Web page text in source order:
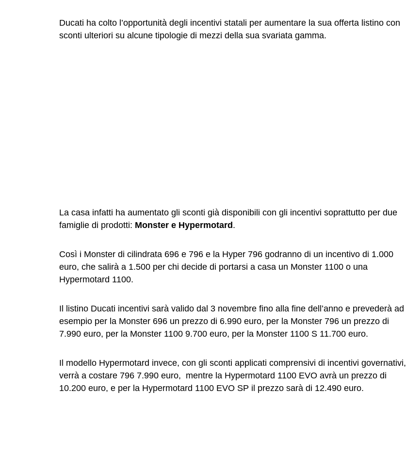
Ducati ha colto l’opportunità degli incentivi statali per aumentare la sua offerta listino con
sconti ulteriori su alcune tipologie di mezzi della sua svariata gamma.
La casa infatti ha aumentato gli sconti già disponibili con gli incentivi soprattutto per due
famiglie di prodotti: Monster e Hypermotard .
Così i Monster di cilindrata 696 e 796 e la Hyper 796 godranno di un incentivo di 1.000
euro, che salirà a 1.500 per chi decide di portarsi a casa un Monster 1100 o una
Hypermotard 1100.
Il listino Ducati incentivi sarà valido dal 3 novembre fino alla fine dell’anno e prevederà ad
esempio per la Monster 696 un prezzo di 6.990 euro, per la Monster 796 un prezzo di
7.990 euro, per la Monster 1100 9.700 euro, per la Monster 1100 S 11.700 euro.
Il modello Hypermotard invece, con gli sconti applicati comprensivi di incentivi governativi,
verrà a costare 796 7.990 euro, mentre la Hypermotard 1100 EVO avrà un prezzo di
10.200 euro, e per la Hypermotard 1100 EVO SP il prezzo sarà di 12.490 euro.